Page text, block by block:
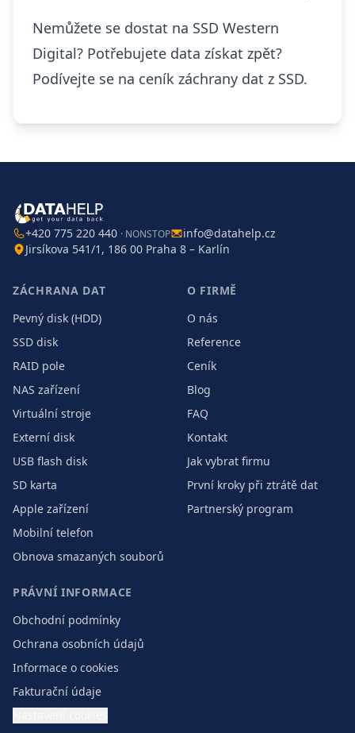
Nemůžete se dostat na SSD Western
Digital? Potřebujete data získat zpět?
Podívejte se na ceník záchrany dat z SSD.
+420 775 220 440 · NONSTOP
info@datahelp.cz
Jirsíkova 541/1, 186 00 Praha 8 – Karlín
ZÁCHRANA DAT
Pevný disk (HDD)
SSD disk
RAID pole
NAS zařízení
Virtuální stroje
Externí disk
USB flash disk
SD karta
Apple zařízení
Mobilní telefon
Obnova smazaných souborů
O FIRMĚ
O nás
Reference
Ceník
Blog
FAQ
Kontakt
Jak vybrat firmu
První kroky při ztrátě dat
Partnerský program
PRÁVNÍ INFORMACE
Obchodní podmínky
Ochrana osobních údajů
Informace o cookies
Fakturační údaje